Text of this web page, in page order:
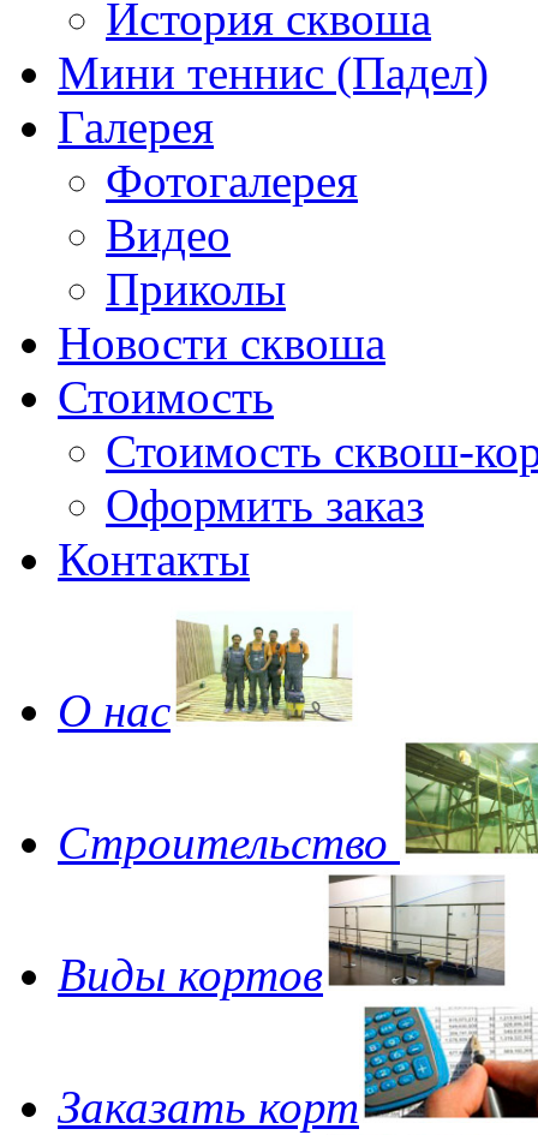
История сквоша
Мини теннис (Падел)
Галерея
Фотогалерея
Видео
Приколы
Новости сквоша
Стоимость
Стоимость сквош-
Оформить заказ
Контакты
О нас
Строительство
Виды кортов
Заказать корт